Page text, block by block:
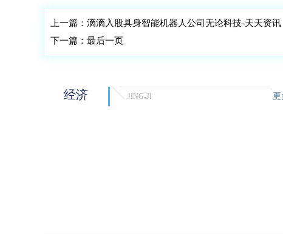
上一篇： 滴滴入股具身智能机器人公司无论科技-天天资讯
下一篇： 最后一页
经济 JING-JI 更